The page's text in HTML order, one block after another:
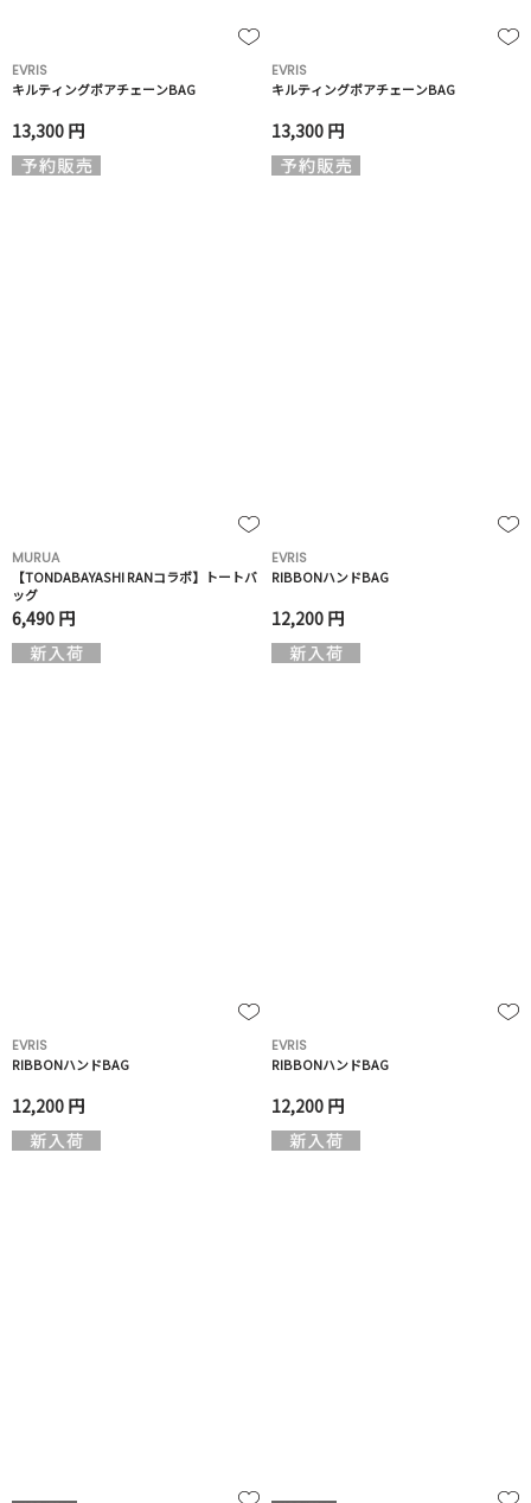
EVRIS
キルティングボアチェーンBAG
13,300 円
EVRIS
キルティングボアチェーンBAG
13,300 円
MURUA
【TONDABAYASHI RANコラボ】トートバ
ッグ
6,490 円
EVRIS
RIBBONハンドBAG
12,200 円
EVRIS
RIBBONハンドBAG
12,200 円
EVRIS
RIBBONハンドBAG
12,200 円